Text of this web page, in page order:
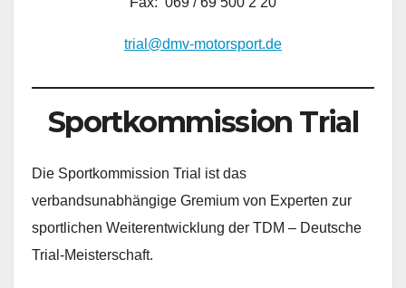
trial@dmv-motorsport.de
Sportkommission Trial
Die Sportkommission Trial ist das
verbandsunabhängige Gremium von Experten zur
sportlichen Weiterentwicklung der TDM – Deutsche
Trial-Meisterschaft.